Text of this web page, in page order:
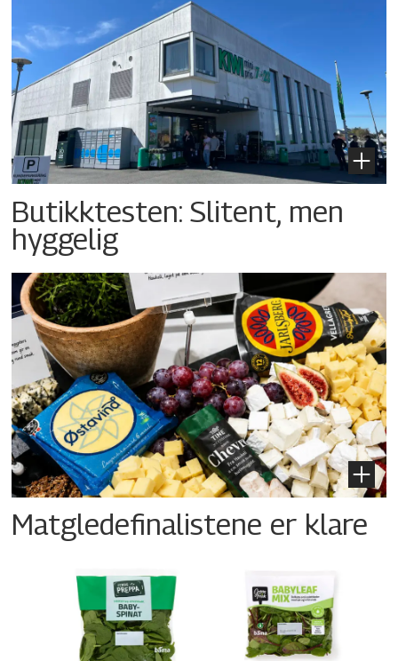
Butikktesten: Slitent, men
hyggelig
Matgledefinalistene er klare